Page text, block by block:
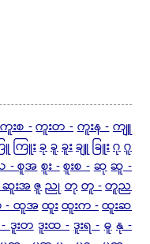
ကူးစ -ကူးတ -ကူးန -ကျူ
ကြူးခုခူခူးချူ ခြူးဂုဂူ
- စူအစူး -စူးစ -ဆုဆူ -
ဆူးအဇူညုတုတူ -တူည
- ထူအထူးထူးက -ထူးဆ
- ဒူးတ ဒူးထ - ဒူးရ - ဓူ နု -